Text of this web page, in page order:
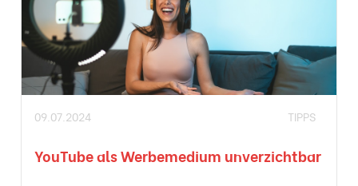
09.07.2024 TIPPS
YouTube als Werbemedium unverzichtbar